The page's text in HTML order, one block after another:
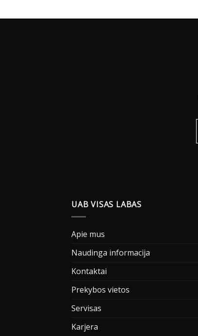
UAB VISAS LABAS
Apie mus
Naudinga informacija
Kontaktai
Prekybos vietos
Servisas
Karjera